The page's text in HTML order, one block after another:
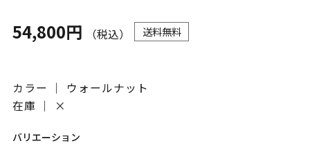
54,800円 （税込） 送料無料
カラー ｜ ウォールナット
在庫 ｜
×
バリエーション